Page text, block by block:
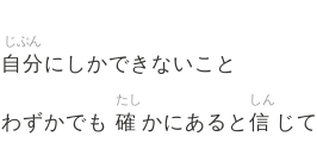
自分
じぶん
にしかできないこと
わずかでも 確
たし
かにあると 信
しん
じて